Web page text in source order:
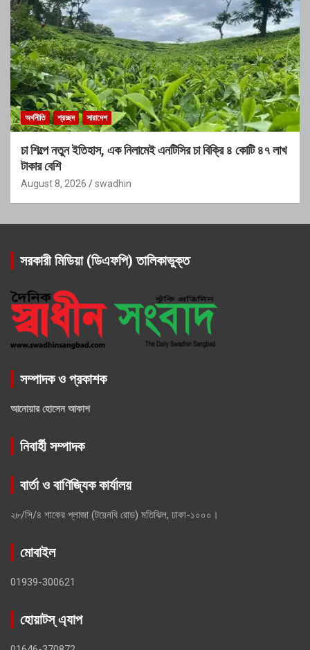
অর্থনীতি প্রচ্ছদ সারাদেশ
চা শিল্পে নতুন ইতিহাস, এক নিলামেই এনটিসির চা বিক্রি ৪ কোটি ৪৭ লাখ
টাকার বেশি
August 8, 2026 swadhin
সরকারী মিডিয়া (ডিএফপি) তালিকাভুক্ত
সম্পাদক ও প্রকাশক
আনোয়ার হোসেন আকাশ
নিবার্হী সম্পাদক
বার্তা ও বাণিজ্যিক কার্যালয়
২৮/সি/৪ শাকের প্লাজা (টয়েনবি রোড) মতিঝিল, ঢাকা-১০০০।
মোবাইল
01939-300621
হোয়াটস্ এ্যাপ